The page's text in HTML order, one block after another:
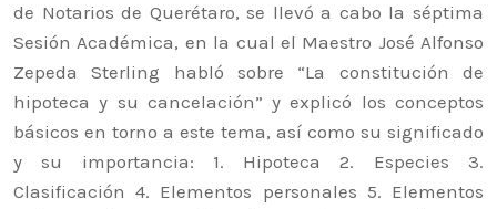
de Notarios de Querétaro, se llevó a cabo la séptima
Sesión Académica, en la cual el Maestro José Alfonso
Zepeda Sterling habló sobre “La constitución de
hipoteca y su cancelación” y explicó los conceptos
básicos en torno a este tema, así como su significado
y su importancia:
1. Hipoteca 2. Especies 3.
Clasificación 4. Elementos personales 5. Elementos